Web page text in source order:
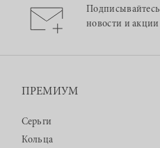
Подписывайтесь
новости и акции
ПРЕМИУМ
Серьги
Кольца